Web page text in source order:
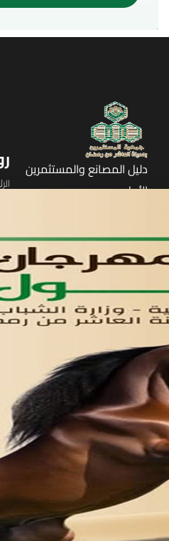
دليل المصانع والمستثمرين
الأول
مدينة العاشر من رمضان
01221020029
055-4494429
055-4494406
055-4494414
info.triaeg@yahoo.com
info@triaeg-guide.com